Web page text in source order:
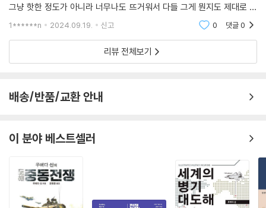
그냥 핫한 정도가 아니라 너무나도 뜨거워서 다들 그게 뭔지도 제대로 알
지도 못한 채 움켜쥐려다 뜨거워 공중으로 던져버린다. 중력의 힘으로 다
1******n 2024.09.19. 신고 0 댓글0
리뷰 전체보기
배송/반품/교환 안내
이 분야 베스트셀러